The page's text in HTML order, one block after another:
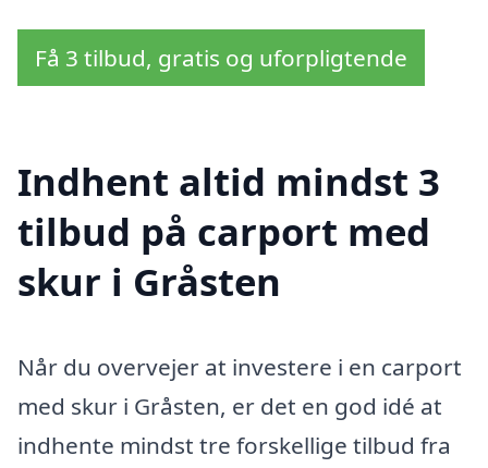
Få 3 tilbud, gratis og uforpligtende
Indhent altid mindst 3
tilbud på carport med
skur i Gråsten
Når du overvejer at investere i en carport
med skur i Gråsten, er det en god idé at
indhente mindst tre forskellige tilbud fra